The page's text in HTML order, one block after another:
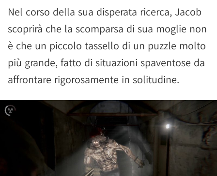
Nel corso della sua disperata ricerca, Jacob
scoprirà che la scomparsa di sua moglie non
è che un piccolo tassello di un puzzle molto
più grande, fatto di situazioni spaventose da
affrontare rigorosamente in solitudine.